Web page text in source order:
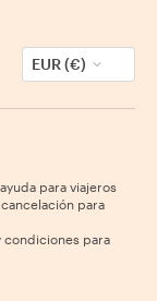
EUR (€)
para viajeros
para
condiciones para